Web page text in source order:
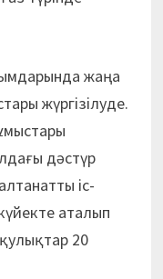
жаңа
жүргізілуде.
дәстүр
іс-
аталып
20